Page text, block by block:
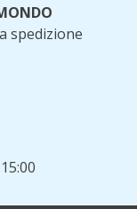
spedizione